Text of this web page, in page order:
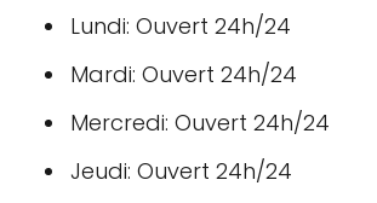
Lundi: Ouvert 24h/24
Mardi: Ouvert 24h/24
Mercredi: Ouvert 24h/24
Jeudi: Ouvert 24h/24